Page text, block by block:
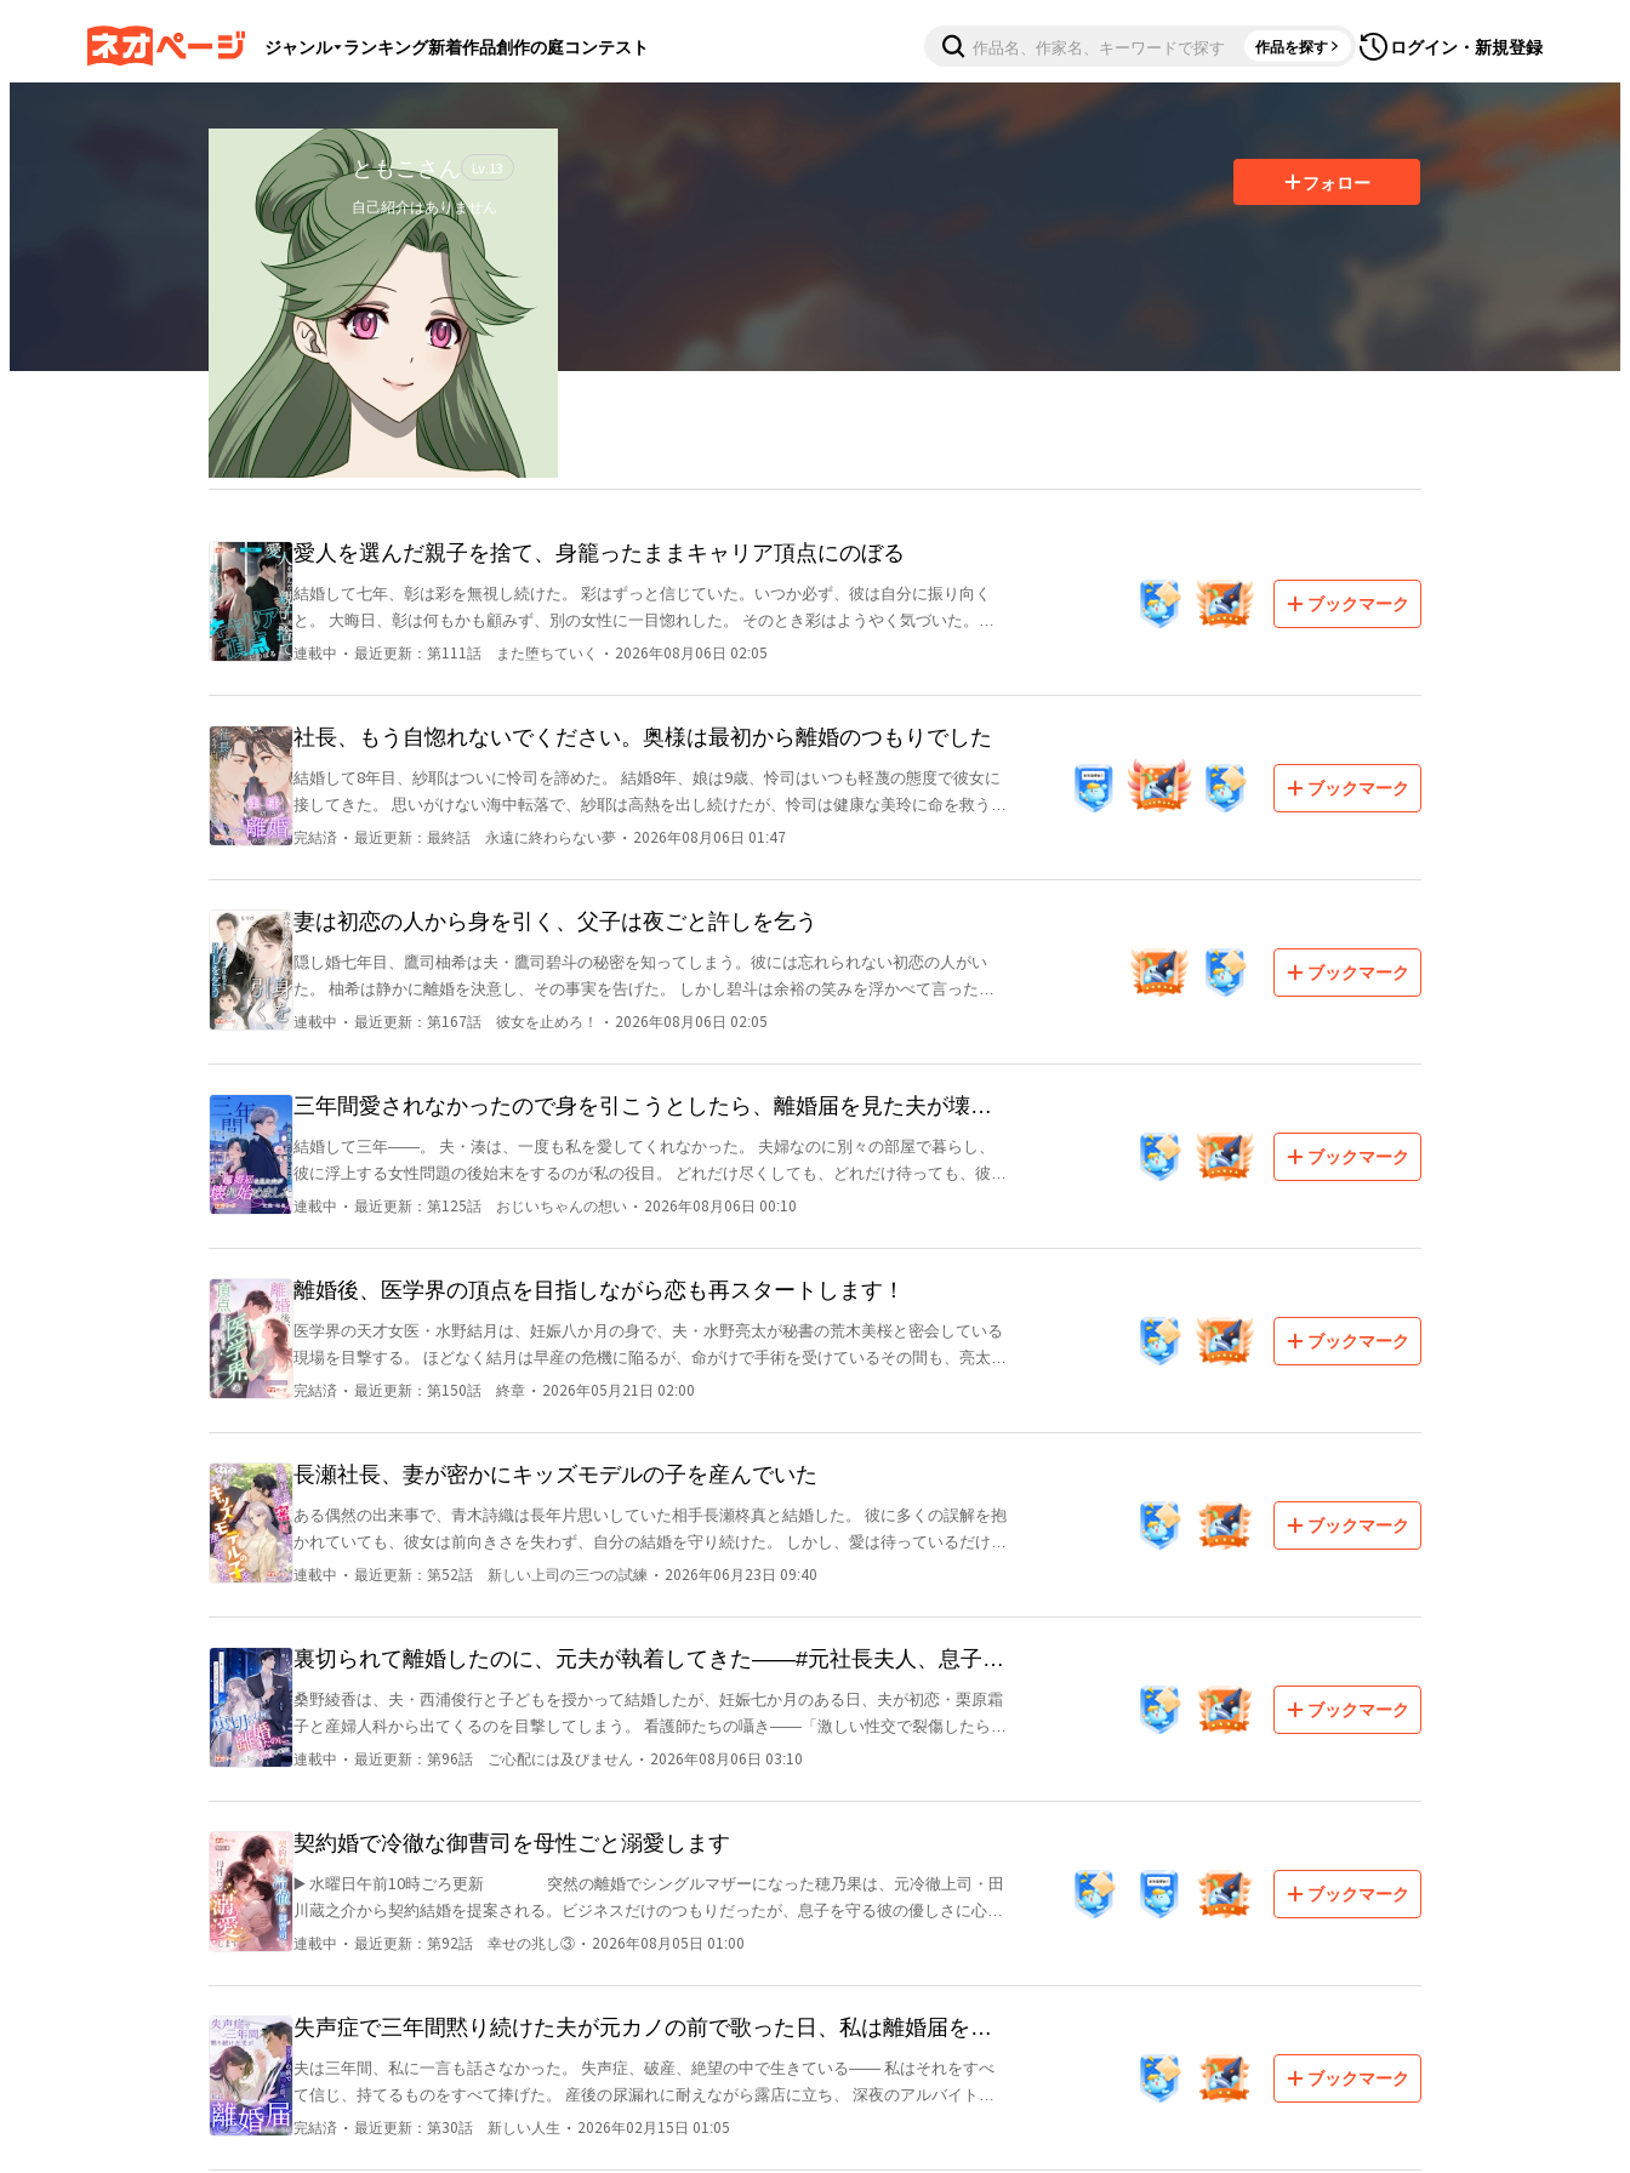
ジャンル ランキング新着作品創作の庭コンテスト 作品を探す ログイン・新規登録
ともこさん Lv. 13
自己紹介はありません
フォロー0フォロワー
フォロー
ブックマーク
愛人を選んだ親子を捨て、身籠ったままキャリア頂点にのぼる
結婚して七年、彰は彩を無視し続けた。 彩はずっと信じていた。いつか必ず、彼は自分に振り向く
と。 大晦日、彰は何もかも顧みず、別の女性に一目惚れした。 そのとき彩はようやく気づいた。彼
は冷たいわけでも、女性に無関心なわけでもない。ただ、自分にだけそうだったのだと。 彰から突き
中、彩は自分が妊娠していることに気づく。 お腹の子のために、彼女は離婚を決意し、ビジネスの世
界へ戻った。 ビジネスの場で手腕を発揮した彩は、誰もが一目置く社長へと成長する。 求愛者たち
は彼女の離婚を待ち望んでいたが、彰の署名だけはいつまで経っても得られなかった。 孤島に取り残
されたとき、彰は彩を強く抱きしめた。 「その子の父親が誰だろうと構わない。だから、俺から離れ
ないでくれ。」 救出された後、彰は彩を家へ連れ戻そうとしたが、彩はきっぱりと断った。 「私た
ちはとっくに終わっている。もうあなたに興味はないわ。」
連載中 ・ 最近更新： 第111話 また堕ちていく ・ 2026年08月06日 02:05
ブックマーク
社長、もう自惚れないでください。奥様は最初から離婚のつもりでした
結婚して8年目、紗耶はついに怜司を諦めた。 結婚8年、娘は9歳、怜司はいつも軽蔑の態度で彼女に
接してきた。 思いがけない海中転落で、紗耶は高熱を出し続けたが、怜司は健康な美玲に命を救う薬
を優先的に与える。 紗耶は怒りや不満、失望を感じた。 娘の彩花は目を赤くして、彼女が病気のふ
ずな娘。 紗耶は悟った。もう手放す時だと。 この8年、彼女は自分を犠牲にして、良き妻、良き母に
なることだけを考えていた。 その結果、得たものは屈辱と無視だけだった。 離婚届で、彼女と彼の
すべてを切り離すことにした。 怜司は軽く笑った。 「紗耶、お前の手段は9年前と変わらず低レベル
だ。離婚したいのか？財産は分けない。」 どうでもいい、彼女の決意は固まっていた。 紗耶は再び
自分の領域に戻り、誰もが彼女を軽蔑し、笑い者にした。 しかし、振り返った彼女は医学界のトップ
専門家となり、国家の要人、金融業界の大物たちが彼女に病気の治療を頼みに来た。 そして、彼女が
男は誰だ？」 「俺からは離れさせない。」 男は頭を垂れ、膝をゆっくりとついた。 紗耶はもはや昔
の自分ではない。 「もう遅いよ、黒澤さん。」
完結済 ・ 最近更新： 最終話 永遠に終わらない夢 ・ 2026年08月06日 01:47
ブックマーク
妻は初恋の人から身を引く、父子は夜ごと許しを乞う
隠し婚七年目、鷹司柚希は夫・鷹司碧斗の秘密を知ってしまう。彼には忘れられない初恋の人がい
た。 柚希は静かに離婚を決意し、その事実を告げた。 しかし碧斗は余裕の笑みを浮かべて言った。
「俺と息子を離せると思ってるのか？」 柚希は冷ややかに笑った。 彼は他の女を連れて、親子行事
女に何が離れられないというのだ。 碧斗は、世界中の女が離婚することを信じても、柚希が離婚する
ことを信じなかった。 だが——柚希は離婚届を置いたまま、家に帰らなくなった。 やがて、あの冷
静だった男の理性は崩れ落ちる。必死に彼女を探し回るも、もう遅かった。 ふと振り返れば、柚希は
すでに高みに立ち、微笑んで言った。 「鷹司さん、私、結婚しますので。お手数ですが、役所へ離婚
届を出しに行っていただけますか」
連載中 ・ 最近更新： 第167話 彼女を止めろ！ ・ 2026年08月06日 02:05
ブックマーク
三年間愛されなかったので身を引こうとしたら、離婚届を見た夫が壊れ
始めました
結婚して三年――。 夫・湊は、一度も私を愛してくれなかった。 夫婦なのに別々の部屋で暮らし、
彼に浮上する女性問題の後始末をするのが私の役目。 どれだけ尽くしても、どれだけ待っても、彼の
心は私には向かなかった。 それでも離婚できなかったのは、昔、命を懸けて私を救ってくれた彼を愛
幸せそうな笑顔を目の当たりにした私は、ようやく気づく。 ――私は最初から、この恋の脇役だった
のだと。 だから決めた。 もう彼を追いかけるのはやめよう、と。 財産もいらない。 地位もいらな
い。 ただ、この苦しい結婚生活から解放されたかった。 そうして差し出した離婚届。 当然、彼は喜
んで判を押すものだと思っていた。 なのに――。 「本当に俺と離婚する気なのか？」 離婚を望んで
いたはずの彼は、なぜか手続きを先延ばしにし、私が他の男性と話すだけで不機嫌になる。 さらに
は、今まで見向きもしなかったくせに、離れようとする私を必死に引き留め始めて……。 今さら優し
だった妻が、自分自身の人生を取り戻そうとした瞬間――。 冷酷だった夫の執着と後悔が始まる。
連載中 ・ 最近更新： 第125話 おじいちゃんの想い ・ 2026年08月06日 00:10
ブックマーク
離婚後、医学界の頂点を目指しながら恋も再スタートします！
医学界の天才女医・水野結月は、妊娠八か月の身で、夫・水野亮太が秘書の荒木美桜と密会している
現場を目撃する。 ほどなく結月は早産の危機に陥るが、命がけで手術を受けているその間も、亮太は
愛人のそばを離れなかった。 手術台の上で、結月は悟る。 ――この男は、もういらない。 「亮太、
立ったのは、幼なじみであり、誰よりも結月を信じ続けてきた鳴海陽翔だった。 結月は研究と臨床の
両面で圧倒的な成果を上げ、医学界の頂点へと返り咲く。 一方、地位も信用も失った元夫・亮太は後
悔に縋りつくが、結月の答えは冷たい。 「水野さん。もう、他人です」 やがて結月を狙う陰謀や誘
拐事件が発生するが、そのすべてを陽翔は身体を張って守り抜く。 震える結月の手を強く握りしめ、
彼は告げた。 「安心して。俺が、君の居場所になる」 捨てた男は転落し、選ばれた男は彼女を溺愛
する。 結月はもう、誰かに尽くすだけの人生は選ばない。 ――この手で、医学の頂点と、揺るぎな
完結済 ・ 最近更新： 第150話 終章 ・ 2026年05月21日 02:00
ブックマーク
長瀬社長、妻が密かにキッズモデルの子を産んでいた
ある偶然の出来事で、青木詩織は長年片思いしていた相手長瀬柊真と結婚した。 彼に多くの誤解を抱
かれていても、彼女は前向きさを失わず、自分の結婚を守り続けた。 しかし、愛は待っているだけで
は手に入らない。 7年間、詩織が待っていたのは別の女性の出現と、柊真の過度な冷淡と傷つける態
は、わずか1年で莫大な資産を築いた。 そしてある日、柊真が再び彼女の前に現れた。 今回、彼はも
う冷たくもなければ、高慢でもなかった。 彼は彼女を呼び止め、低く抑えた声で言った。 「君のそ
ばにいさせてほしい」 「たとえ、ただの愛人という立場でも」 その時、詩織はようやく知った。 あ
の年月、彼は愛していなかったわけではない。 最初から、すでに深く愛していたのだと。 ただ、そ
れを一度も口にせず、彼女に見せることもなかったのだ。
連載中 ・ 最近更新： 第52話 新しい上司の三つの試練 ・ 2026年06月23日 09:40
ブックマーク
裏切られて離婚したのに、元夫が執着してきた——#元社長夫人、息子だ
け連れて逃走中
桑野綾香は、夫・西浦俊行と子どもを授かって結婚したが、妊娠七か月のある日、夫が初恋・栗原霜
子と産婦人科から出てくるのを目撃してしまう。 看護師たちの囁き――「激しい性交で裂傷したらし
い…」 私と、結婚以来、一度もしてなかったのに…… 離婚を切り出すと、俊行は冷笑を浮かべて言
ていた。 綾香は息子を隠し、離婚届にサインさせて、そのまま姿を消す―― やがてSNSでは世界中が
騒然となる。 #西浦社長がフラれ、元社長夫人が息子を連れて逃走# 俊行は狂ったように彼女を探す
が、目の前に立ちはだかるのは小さな男の子。 その顔は、まるで自分のコピーのようで―― 「……
綾香、それ、俺の子か？」 「もう離婚したのよ。今更聞くなんて、滑稽じゃない？」 「じゃあ、や
り直そう、復縁だ」 「西浦社長」と彼女は微笑みながら一歩下がる。 「順番待ちの人が多いから、
まず番号札を取ってね」 その瞬間、俊行は背後から彼女を抱きしめ、声を震わせる。 「ごめん、綾
て、二度と彼女に辛い思いをさせないと誓った。
連載中 ・ 最近更新： 第96話 ご心配には及びません ・ 2026年08月06日 03:10
ブックマーク
契約婚で冷徹な御曹司を母性ごと溺愛します
▶️ 水曜日午前10時ごろ更新 ️ 突然の離婚でシングルマザーになった穂乃果は、元冷徹上司・田
川蔵之介から契約結婚を提案される。ビジネスだけのつもりだったが、息子を守る彼の優しさに心が
溶けていく。 母性と恋が、私の人生を華麗に逆転させる——。
連載中 ・ 最近更新： 第92話 幸せの兆し③ ・ 2026年08月05日 01:00
ブックマーク
失声症で三年間黙り続けた夫が元カノの前で歌った日、私は離婚届を叩
きつけた
夫は三年間、私に一言も話さなかった。 失声症、破産、絶望の中で生きている—— 私はそれをすべ
て信じ、持てるものをすべて捧げた。 産後の尿漏れに耐えながら露店に立ち、 深夜のアルバイトで
は倒れそうになるまで働き、 必死に家庭を守り続けた三年間。 息子が交通事故で瀕死になったあの
完結済 ・ 最近更新： 第30話 新しい人生 ・ 2026年02月15日 01:05
ブックマーク